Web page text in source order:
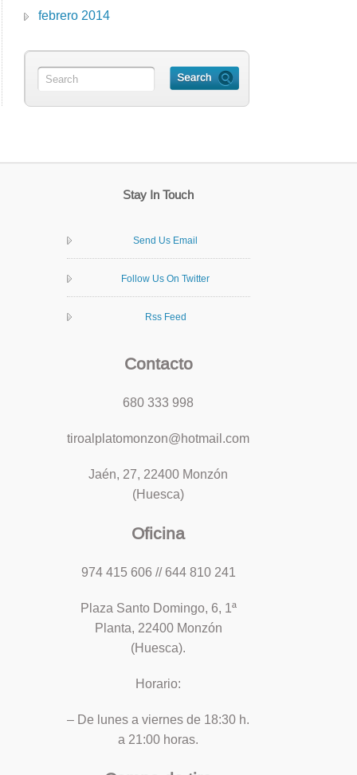
febrero 2014
Stay In Touch
Send Us Email
Follow Us On Twitter
Rss Feed
Contacto
680 333 998
tiroalplatomonzon@hotmail.com
Jaén, 27, 22400 Monzón
(Huesca)
Oficina
974 415 606 // 644 810 241
Plaza Santo Domingo, 6, 1ª
Planta, 22400 Monzón
(Huesca).
Horario:
– De lunes a viernes de 18:30 h.
a 21:00 horas.